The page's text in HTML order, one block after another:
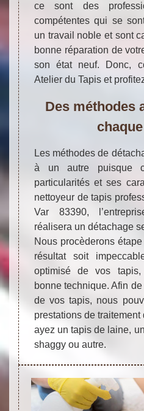
ce sont des
compétentes qui se
un travail noble et sont
bonne réparation de
son état neuf. Donc,
Atelier du Tapis et
Des méthodes
Les méthodes de
à un autre puisque
particularités et ses
nettoyeur de tapis
Var 83390,
réalisera un détachage
Nous procèderons
résultat soit
optimisé de vos
bonne technique. Afin
de vos tapis, nous
prestations de
ayez un tapis de laine,
shaggy ou autre.